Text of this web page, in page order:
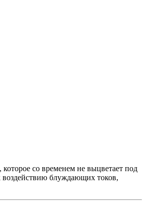
со временем не выцветает под
воздействию блуждающих токов,